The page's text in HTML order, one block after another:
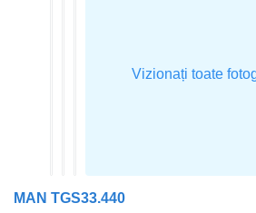
MAN TGS33.440